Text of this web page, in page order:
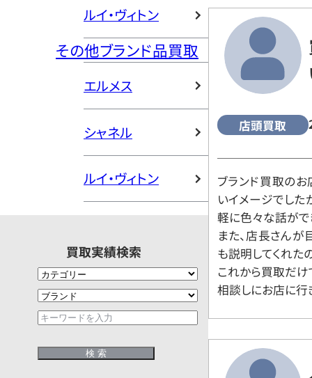
ルイ・ヴィトン
その他ブランド品買取
エルメス
シャネル
ルイ・ヴィトン
買取実績検索
店頭買取
ブランド買取のお
いイメージでした
軽に色々な話がで
また、店長さん
も説明してくれた
これから買取だけ
相談しにお店に行